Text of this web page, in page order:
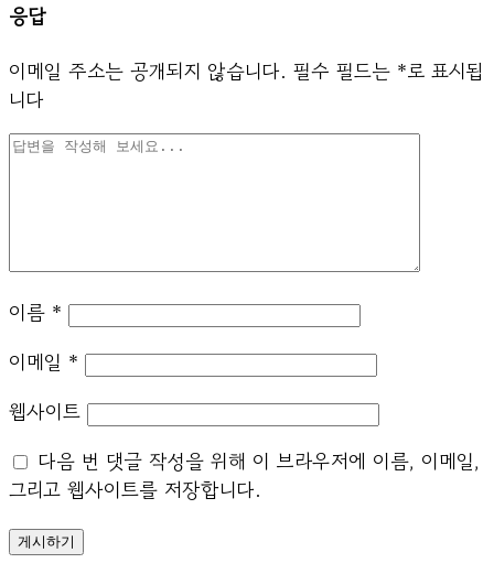
응답
이메일 주소는 공개되지 않습니다. 필수 필드는 *로 표시됩
니다
이름 *
이메일 *
웹사이트
다음 번 댓글 작성을 위해 이 브라우저에 이름, 이메일,
그리고 웹사이트를 저장합니다.